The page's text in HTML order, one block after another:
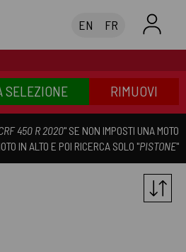
EN FR
SELEZIONE RIMUOVI
450 R 2020" SE NON IMPOSTI UNA MOTO
IN ALTO E POI RICERCA SOLO "PISTONE"